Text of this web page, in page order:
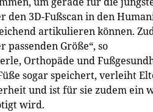
den 3D-Fußscan in den
artikulieren können.
passenden Größe“, so
Orthopäde und
sogar speichert, verleiht
und ist für sie zudem ein
wird.